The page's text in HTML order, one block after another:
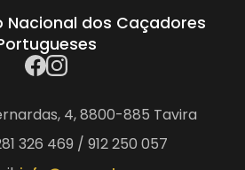
Nacional dos Caçadores
4, 8800-885 Tavira
326 469 / 912 250 057